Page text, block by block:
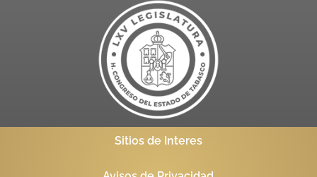
Sitios de Interes